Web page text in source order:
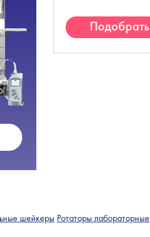
Подобрать
шейкеры Ротаторы лабораторные